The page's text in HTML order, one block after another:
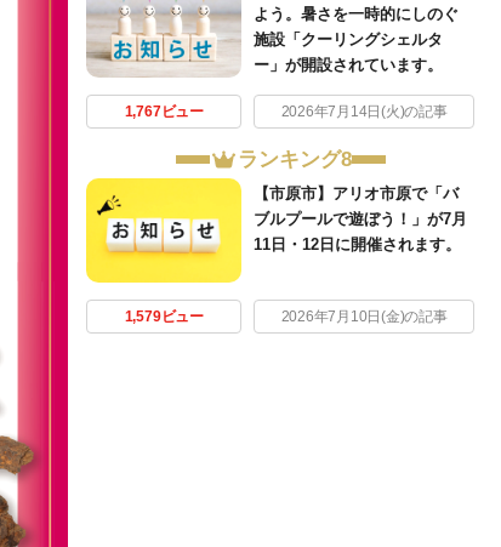
よう。暑さを一時的にしのぐ
施設「クーリングシェルタ
ー」が開設されています。
1,767ビュー 2026年7月14日(火)の記事
ランキング8
【市原市】アリオ市原で「バ
ブルプールで遊ぼう！」が7月
11日・12日に開催されます。
1,579ビュー 2026年7月10日(金)の記事